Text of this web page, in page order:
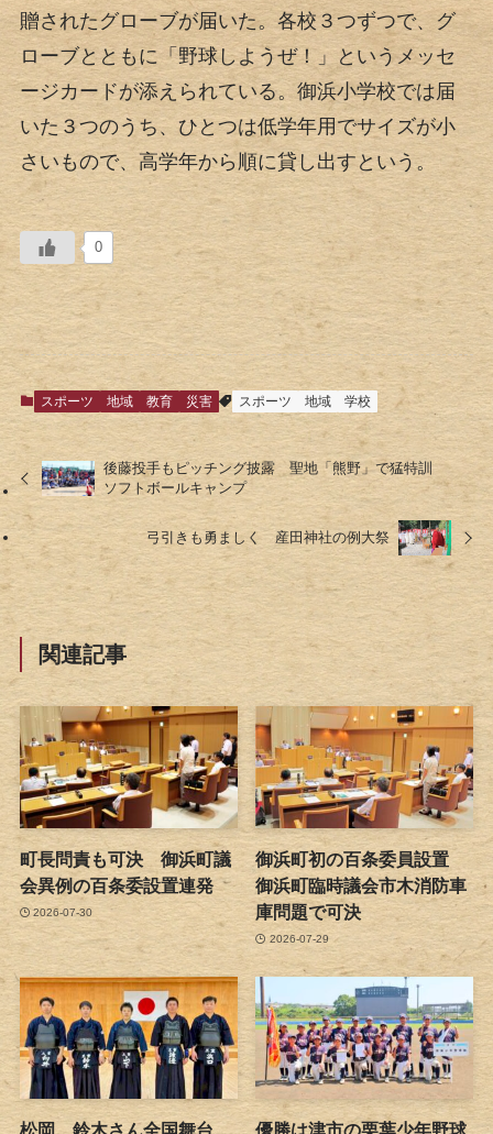
贈されたグローブが届いた。各校３つずつで、グ
ローブとともに「野球しようぜ！」というメッセ
ージカードが添えられている。御浜小学校では届
いた３つのうち、ひとつは低学年用でサイズが小
さいもので、高学年から順に貸し出すという。
0
スポーツ 地域 教育 災害 スポーツ 地域 学校
後藤投手もピッチング披露 聖地「熊野」で猛特訓
ソフトボールキャンプ
弓引きも勇ましく 産田神社の例大祭
関連記事
町長問責も可決 御浜町議
会異例の百条委設置連発
2026-07-30
御浜町初の百条委員設置
御浜町臨時議会市木消防車
庫問題で可決
2026-07-29
松岡、鈴木さん全国舞台 優勝は津市の栗葉少年野球